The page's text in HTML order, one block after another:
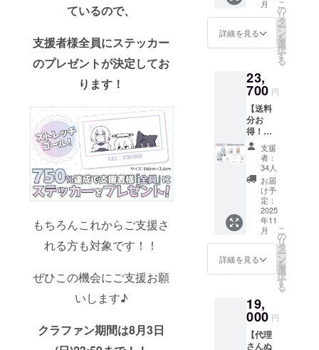
ているので、
支援者様全員にステッカー
のプレゼントが決定してお
ります！
もちろんこれからご支援さ
れる方も対象です！！
ぜひこの機会にご支援お願
いします♪
クラファン期間は8月3日
日以内にご
返信させて
いただきま
す。
よってはお
応えできか
ねる場合も
ございま
す。
◾️ プライバ
お問い合わ
せ内容に関
しては、プ
ライバシー
準じて管理
させていた
だきます。
消費税
（10%
）と送
料990円
ます。
※モバイ
テ
リー：
PSE
マーク
（その
他法定
表示を
含む）
表示済
外のお
客様へ
モバイ
ルバッ
池を使
用した
製品）
は、お
月
詳細を見る
こ
の
リ
タ
ー
ン
を
選
択
す
る
23,
700 円
【送料
分お
得！】
代理さ
んいっ
ぱいプ
ラン 送
料1,100
円分割
引に
なって
いるお
得なプ
ランで
す。 ・
点 ・ア
クリル
スタン
ド 1点
・マル
支援
者：
34人
お届
け予
定：
2025
年11
月
詳細を見る
こ
の
リ
タ
ー
ン
を
選
択
す
る
19,
000 円
【代理
さんぬ